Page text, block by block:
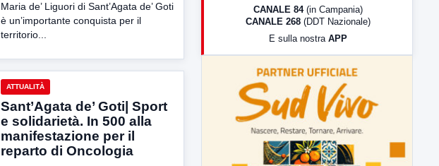
Maria de’ Liguori di Sant’Agata de’ Goti
è un’importante conquista per il
territorio...
ATTUALITÀ
Sant’Agata de’ Goti| Sport
e solidarietà. In 500 alla
manifestazione per il
reparto di Oncologia
LabNews (Diretta)
LabNews (replica)
CANALE 84 (in Campania)
CANALE 268 (DDT Nazionale)
E sulla nostra APP